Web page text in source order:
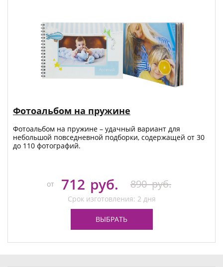
Фотоальбом на пружине
Фотоальбом на пружине – удачный вариант для
небольшой повседневной подборки, содержащей от 30
до 110 фотографий.
от 712 руб. 890 руб.
Срок изготовления: 2 дня
ВЫБРАТЬ